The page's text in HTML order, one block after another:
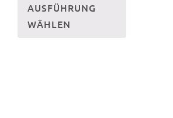
AUSFÜHRUNG
WÄHLEN